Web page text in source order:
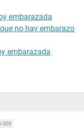
embarazada
no hay embarazo
embarazada